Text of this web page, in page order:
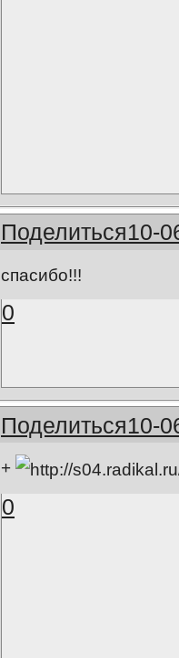
Поделиться10-
спасибо!!!
0
Поделиться10-
+
0